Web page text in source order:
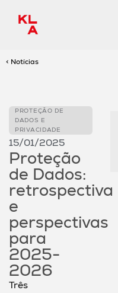
< Notícias
PROTEÇÃO DE
DADOS E
PRIVACIDADE
15/01/2025
Proteção
de Dados:
retrospectiva
e
perspectivas
para
2025-
2026
Três